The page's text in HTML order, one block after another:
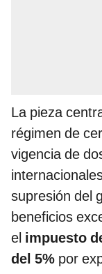
La pieza
régimen de
vigencia de
supresión del
beneficios
el impuesto
del 5% por